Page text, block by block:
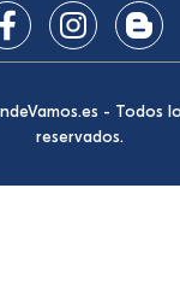
- Todos
reservados.